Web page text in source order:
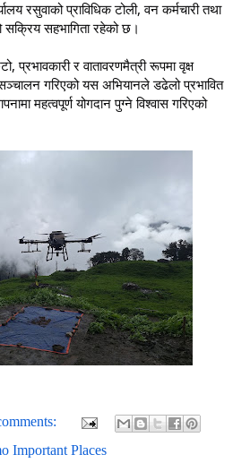
रसुवाको प्राविधिक टोली, वन कर्मचारी तथा
सक्रिय सहभागिता रहेको छ।
प्रभावकारी र वातावरणमैत्री रूपमा वृक्ष
सञ्चालन गरिएको यस अभियानले डढेलो प्रभावित
महत्वपूर्ण योगदान पुग्ने विश्वास गरिएको
Important Places